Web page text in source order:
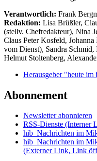
Verantwortlich: Frank
Redaktion: Lisa Brüßler,
(stellv. Chefredakteur), Nina
Claus Peter Kosfeld,
vom Dienst), Sandra
Helmut Stoltenberg,
Herausgeber "heute im
Abonnement
Newsletter abonnieren
RSS-Dienste (Interner
hib_Nachrichten im
hib_Nachrichten im
(Externer Link, Link